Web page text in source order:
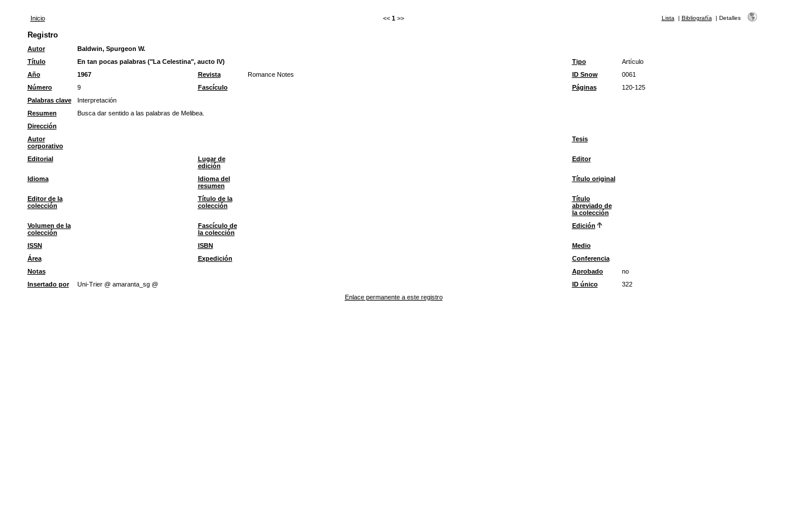
Inicio << 1 >> Lista | Bibliografía | Detalles
Registro
Autor
Baldwin, Spurgeon W.
Título
En tan pocas palabras ("La Celestina", aucto IV) Tipo
Artículo
Año
1967 Revista Romance Notes ID Snow
0061
Número
9 Fascículo Páginas
120-125
Palabras clave
Interpretación
Resumen
Busca dar sentido a las palabras de Melibea.
Dirección
Autor
corporativo
Tesis
Editorial
Lugar de
edición
Editor
Idioma
Idioma del
resumen
Título original
Editor de la
colección
Título de la
colección
Título
abreviado de
la colección
Volumen de la
colección
Fascículo de
la colección
Edición
ISSN ISBN
Medio
Área
Expedición
Conferencia
Notas
Aprobado
no
Insertado por
Uni-Trier @ amaranta_sg @ ID único
322
Enlace permanente a este registro